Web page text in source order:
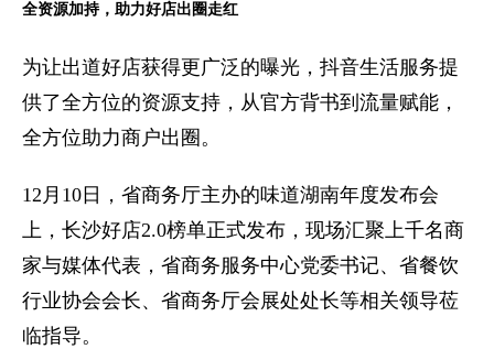
全资源加持，助力好店出圈走红
为让出道好店获得更广泛的曝光，抖音生活服务提
供了全方位的资源支持，从官方背书到流量赋能，
全方位助力商户出圈。
12月10日，省商务厅主办的味道湖南年度发布会
上，长沙好店2.0榜单正式发布，现场汇聚上千名商
家与媒体代表，省商务服务中心党委书记、省餐饮
行业协会会长、省商务厅会展处处长等相关领导莅
临指导。